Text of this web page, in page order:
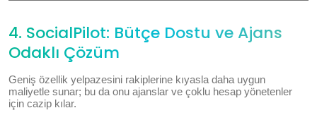
4. SocialPilot: Bütçe Dostu ve Ajans
Odaklı Çözüm
Geniş özellik yelpazesini rakiplerine kıyasla daha uygun
maliyetle sunar; bu da onu ajanslar ve çoklu hesap yönetenler
için cazip kılar.